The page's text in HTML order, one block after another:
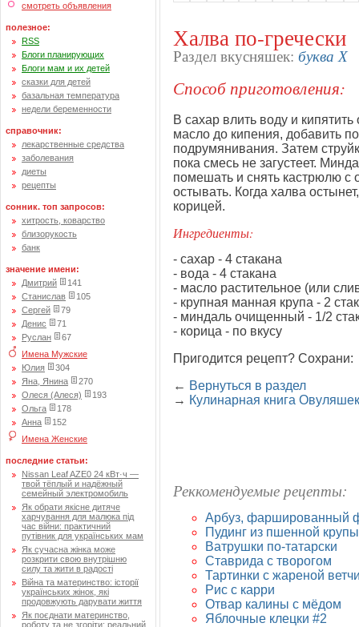
смотреть объявления
полезное:
RSS
Блоги планирующих
Блоги мам и их детей
сказки для детей
базальная температура
недели беременности
справочник:
лекарственные средства
заболевания
диеты
рецепты
сонник. топ запросов:
хитрость, коварство
близорукость
банк
значение имени:
Дмитрий
141
Станислав
105
Сергей
79
Денис
71
Руслан
67
Имена Мужские
Юлия
304
Яна, Янина
270
Олеся (Алеся)
193
Ольга
178
Анна
152
Имена Женские
последние статьи:
Nissan Leaf AZE0 24 кВт·ч —
твой тёплый и надёжный
семейный электромобиль
Як обрати якісне дитяче
харчування для малюка під
час війни: практичний
путівник для українських мам
Як сучасна жінка може
розкрити свою внутрішню
силу та жити в радості
Війна та материнство: історії
українських жінок, які
продовжують дарувати життя
Як поєднати материнство,
роботу та не згоріти: реальний
Халва по-гречески
Раздел вкусняшек: буква Х
Способ приготовления:
В сахар влить воду и
масло до кипения, добавить
подрумянивания. Затем
пока смесь не загустеет.
помешать и снять кастрюлю с
остывать. Когда халва
корицей.
Ингредиенты:
- сахар - 4 стакана
- вода - 4 стакана
- масло растительное (или
- крупная манная крупа - 2
- миндаль очищенный - 1/2
- корица - по вкусу
Пригодится рецепт? Сохрани:
← Вернуться в раздел
→ Кулинарная книга Овуляшек
Реккомендуемые рецепты:
Арбуз, фаршированный
Пудинг из пшенной
Ватрушки по-татарски
Ставрида с творогом
Тартинки с жареной
Рис с карри
Отвар калины с мёдом
Яблочные клецки #2